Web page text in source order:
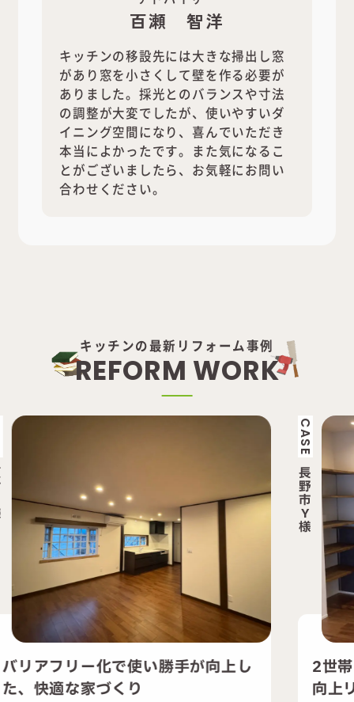
百瀬 智洋
キッチンの移設先には大きな掃出し窓
があり窓を小さくして壁を作る必要が
ありました。採光とのバランスや寸法
の調整が大変でしたが、使いやすいダ
イニング空間になり、喜んでいただき
本当によかったです。また気になるこ
とがございましたら、お気軽にお問い
合わせください。
キッチンの最新リフォーム事例
REFORM WORK
向上し
CASE
野
市
Y
様
2世帯の暮らしを快適に支える性
向上リフォーム